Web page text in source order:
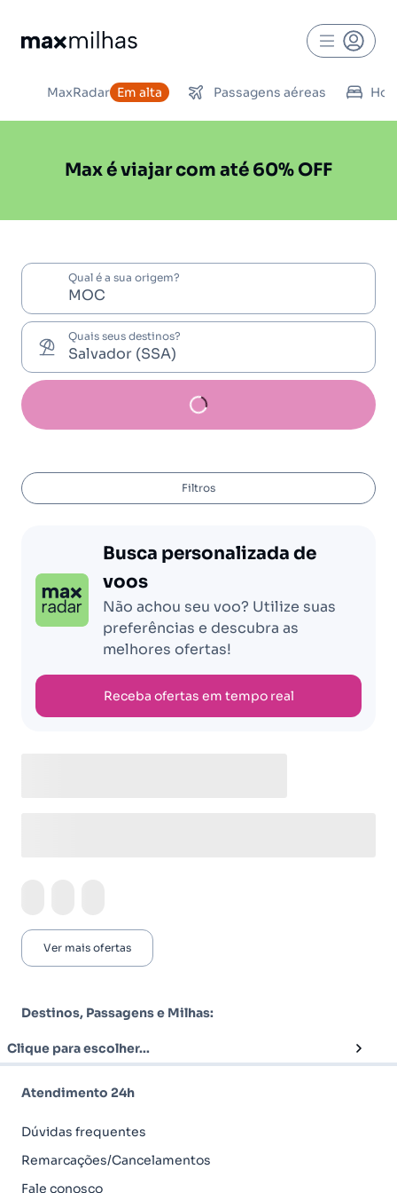
MaxRadar Em alta Passagens aéreas
Max é viajar com até 60% OFF
Qual é a sua origem?
Quais seus destinos?
Filtros
Busca personalizada de
voos
Não achou seu voo? Utilize suas
preferências e descubra as
melhores ofertas!
Receba ofertas em tempo real
Ver mais ofertas
Destinos, Passagens e Milhas:
Clique para escolher...
Atendimento 24h
Dúvidas frequentes
Remarcações/Cancelamentos
Fale conosco